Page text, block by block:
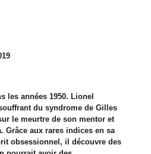
les années 1950. Lionel
du syndrome de Gilles
le meurtre de son mentor et
Grâce aux rares indices en sa
obsessionnel, il découvre des